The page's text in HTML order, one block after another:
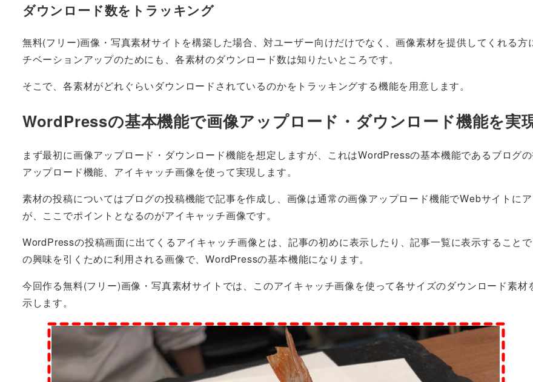
ダウンロード数をトラッキング
無料(フリー)画像・写真素材サイトを構築した場合、対ユーザー向けだけでなく、画像素材を提供してくれる方
チベーションアップのためにも、各素材のダウンロード数は知りたいところです。
そこで、各素材がどれぐらいダウンロードされているのかをトラッキングする機能を用意します。
WordPressの基本機能で画像アップロード・ダウンロード機能を実
まず最初に画像アップロード・ダウンロード機能を想定しますが、これはWordPressの基本機能であるブログ
アップロード機能、アイキャッチ画像を使って実現します。
素材の投稿についてはブログの投稿機能で記事を作成し、画像は通常の画像アップロード機能でWebサイトに
が、ここでポイントとなるのがアイキャッチ画像です。
WordPressの投稿画面に出てくるアイキャッチ画像とは、記事の初めに表示したり、記事一覧に表示すること
の興味を引くために利用される画像で、WordPressの基本機能になります。
今回作る無料(フリー)画像・写真素材サイトでは、このアイキャッチ画像を使って各サイズのダウンロード素材
示します。